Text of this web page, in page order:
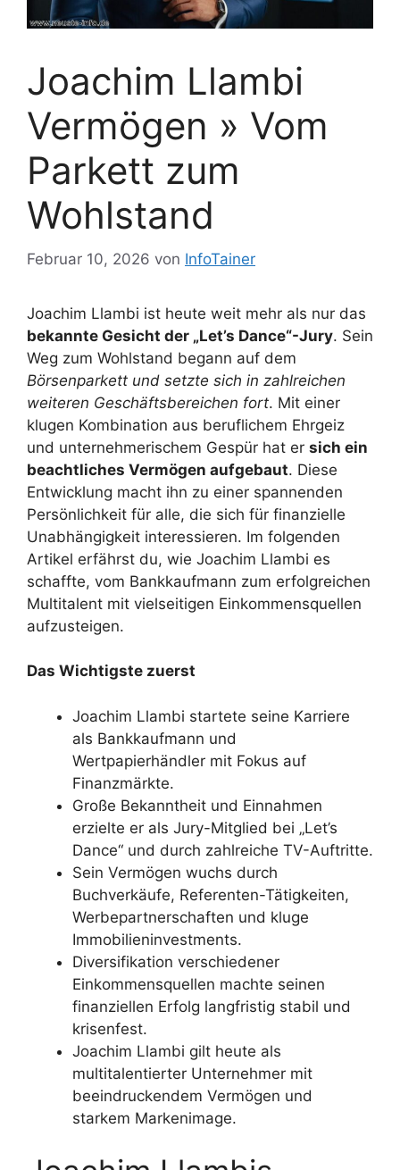
Joachim Llambi
Vermögen » Vom
Parkett zum
Wohlstand
Februar 10, 2026 von InfoTainer
Joachim Llambi ist heute weit mehr als nur das
bekannte Gesicht der „Let’s Dance“-Jury. Sein
Weg zum Wohlstand begann auf dem
Börsenparkett und setzte sich in zahlreichen
weiteren Geschäftsbereichen fort. Mit einer
klugen Kombination aus beruflichem Ehrgeiz
und unternehmerischem Gespür hat er sich ein
beachtliches Vermögen aufgebaut. Diese
Entwicklung macht ihn zu einer spannenden
Persönlichkeit für alle, die sich für finanzielle
Unabhängigkeit interessieren. Im folgenden
Artikel erfährst du, wie Joachim Llambi es
schaffte, vom Bankkaufmann zum erfolgreichen
Multitalent mit vielseitigen Einkommensquellen
aufzusteigen.
Das Wichtigste zuerst
Joachim Llambi startete seine Karriere
als Bankkaufmann und
Wertpapierhändler mit Fokus auf
Finanzmärkte.
Große Bekanntheit und Einnahmen
erzielte er als Jury-Mitglied bei „Let’s
Dance“ und durch zahlreiche TV-Auftritte.
Sein Vermögen wuchs durch
Buchverkäufe, Referenten-Tätigkeiten,
Werbepartnerschaften und kluge
Immobilieninvestments.
Diversifikation verschiedener
Einkommensquellen machte seinen
finanziellen Erfolg langfristig stabil und
krisenfest.
Joachim Llambi gilt heute als
multitalentierter Unternehmer mit
beeindruckendem Vermögen und
starkem Markenimage.